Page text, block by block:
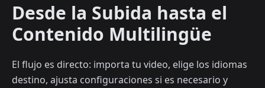
Desde la Subida hasta el
Contenido Multilingüe
El flujo es directo: importa tu video, elige los idiomas
destino, ajusta configuraciones si es necesario y